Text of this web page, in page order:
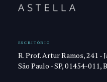
ESCRITÓRIO
R. Prof. Artur Ramos, 241 -
São Paulo - SP, 01454-011,